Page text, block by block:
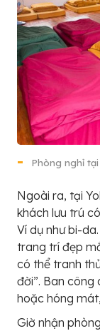
Phòng nghỉ
Ngoài ra, tại
khách lưu trú
Ví dụ như bi-
trang trí đẹp
có thể tranh
đời”. Ban công
hoặc hóng
Giờ nhận